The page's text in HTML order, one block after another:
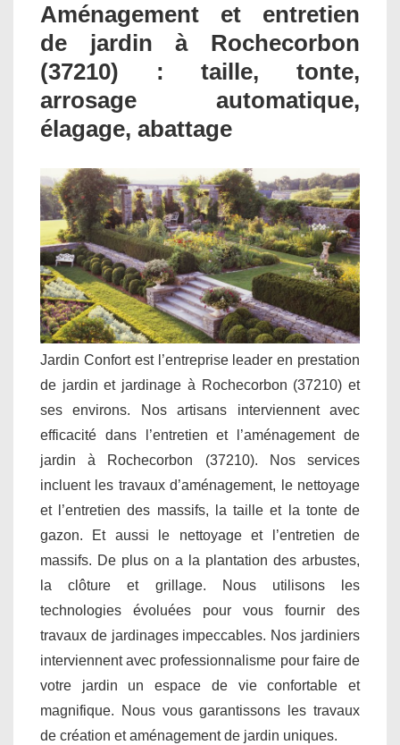
Aménagement et entretien
de jardin à Rochecorbon
(37210) : taille, tonte,
arrosage automatique,
élagage, abattage
Jardin Confort est l’entreprise leader en prestation
de jardin et jardinage à Rochecorbon (37210) et
ses environs. Nos artisans interviennent avec
efficacité dans l’entretien et l’aménagement de
jardin à Rochecorbon (37210). Nos services
incluent les travaux d’aménagement, le nettoyage
et l’entretien des massifs, la taille et la tonte de
gazon. Et aussi le nettoyage et l’entretien de
massifs. De plus on a la plantation des arbustes,
la clôture et grillage. Nous utilisons les
technologies évoluées pour vous fournir des
travaux de jardinages impeccables. Nos jardiniers
interviennent avec professionnalisme pour faire de
votre jardin un espace de vie confortable et
magnifique. Nous vous garantissons les travaux
de création et aménagement de jardin uniques.